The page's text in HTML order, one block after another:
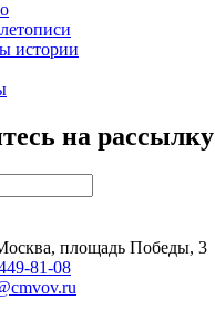
истории
на рассылку
площадь Победы, 3
81-08